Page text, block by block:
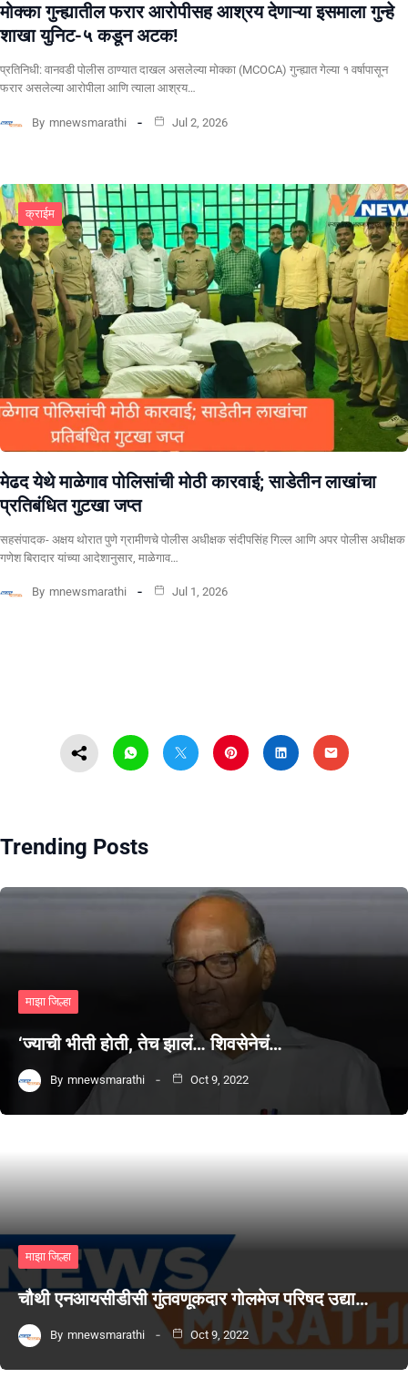
मोक्का गुन्ह्यातील फरार आरोपीसह आश्रय देणाऱ्या इसमाला गुन्हे
शाखा युनिट-५ कडून अटक!
प्रतिनिधी: वानवडी पोलीस ठाण्यात दाखल असलेल्या मोक्का (MCOCA) गुन्ह्यात गेल्या १ वर्षापासून
फरार असलेल्या आरोपीला आणि त्याला आश्रय…
By mnewsmarathi Jul 2, 2026
क्राईम
​मेढद येथे माळेगाव पोलिसांची मोठी कारवाई; साडेतीन लाखांचा
प्रतिबंधित गुटखा जप्त
सहसंपादक- अक्षय थोरात पुणे ग्रामीणचे पोलीस अधीक्षक संदीपसिंह गिल्ल आणि अपर पोलीस अधीक्षक
गणेश बिरादार यांच्या आदेशानुसार, माळेगाव…
By mnewsmarathi Jul 1, 2026
Trending Posts
माझा जिल्हा
‘ज्याची भीती होती, तेच झालं… शिवसेनेचं…
By mnewsmarathi Oct 9, 2022
माझा जिल्हा
चौथी एनआयसीडीसी गुंतवणूकदार गोलमेज परिषद उद्या…
By mnewsmarathi Oct 9, 2022